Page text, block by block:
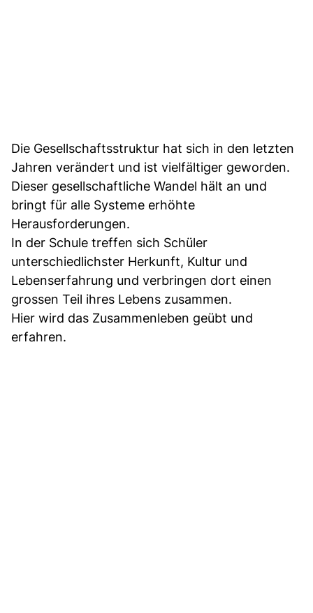
Die Gesellschaftsstruktur hat sich in den letzten
Jahren verändert und ist vielfältiger geworden.
Dieser gesellschaftliche Wandel hält an und
bringt für alle Systeme erhöhte
Herausforderungen.
In der Schule treffen sich Schüler
unterschiedlichster Herkunft, Kultur und
Lebenserfahrung und verbringen dort einen
grossen Teil ihres Lebens zusammen.
Hier wird das Zusammenleben geübt und
erfahren.